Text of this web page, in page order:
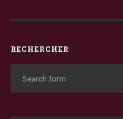
RECHERCHER